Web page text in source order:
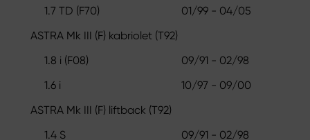
1.7 TD (F70)
01/99 - 04/05
ASTRA Mk III (F) kabriolet (T92)
1.8 i (F08)
09/91 - 02/98
1.6 i
10/97 - 09/00
ASTRA Mk III (F) liftback (T92)
1.4 S
09/91 - 02/98